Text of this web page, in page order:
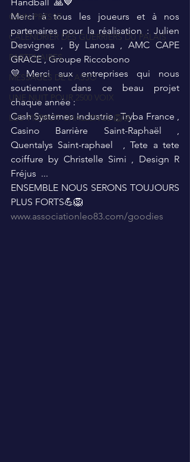
COIN PRESSE
CALENDRIER DES GUERRIERS DU PALAIS
PARTENAIRES
MESSAGES DE L'ASSO
UNE NUIT POUR 2500 VOIX
LEO PIERROT CHALLENGE 🦁🚀
Merci à tous les joueurs et à nos
partenaires pour la réalisation : Julien
Desvignes , By Lanosa , AMC CAPE
GRACE , Groupe Riccobono
💛Merci aux entreprises qui nous
soutiennent dans ce beau projet
chaque année :
Cash Systèmes Industrie , Tryba France ,
Casino Barrière Saint-Raphaël ,
Quentalys Saint-raphael  , Tete a tete
coiffure by Christelle Simi , Design R
Fréjus  ...
ENSEMBLE NOUS SERONS TOUJOURS
PLUS FORTS💪🦁
www.associationleo83.com/goodies